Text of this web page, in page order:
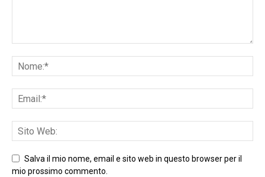
Salva il mio nome, email e sito web in questo browser per il
mio prossimo commento.